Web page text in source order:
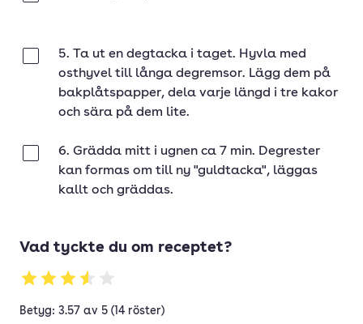
5. Ta ut en degtacka i taget. Hyvla med
osthyvel till långa degremsor. Lägg dem på
bakplåtspapper, dela varje längd i tre kakor
och sära på dem lite.
6. Grädda mitt i ugnen ca 7 min. Degrester
kan formas om till ny "guldtacka", läggas
kallt och gräddas.
Vad tyckte du om receptet?
Betyg: 3.57 av 5 (14 röster)